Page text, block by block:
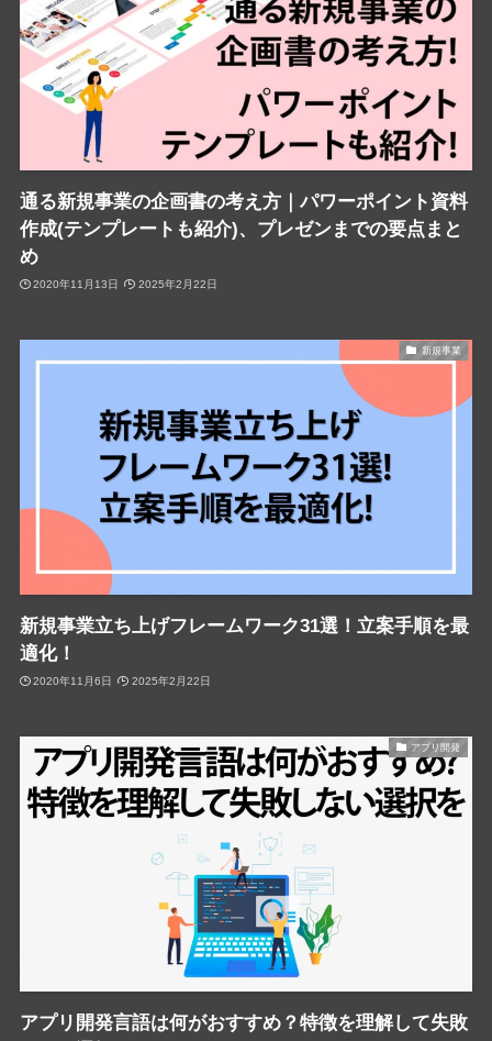
通る新規事業の企画書の考え方｜パワーポイント資料
作成(テンプレートも紹介)、プレゼンまでの要点まと
め
2020年11月13日 2025年2月22日
新規事業
新規事業立ち上げフレームワーク31選！立案手順を最
適化！
2020年11月6日 2025年2月22日
アプリ開発
アプリ開発言語は何がおすすめ？特徴を理解して失敗